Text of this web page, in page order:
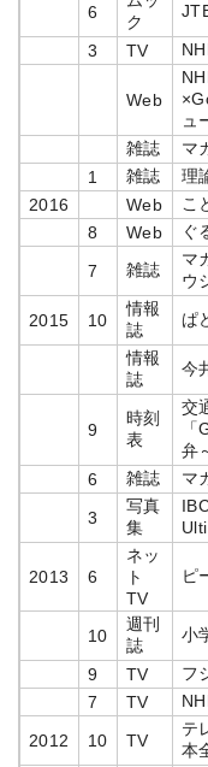
6
ク
3 TV
Web
ュ
雑誌
マ
1
雑誌
理
2016
Web
こ
8
Web ぐ
7 雑誌
マ
ウ
2015 10
情報
誌
ぱ
情報
誌
今
9
時刻
表
交
弁
6
雑誌 マ
3
写真
集
2013 6
ネッ
ト
TV
ピ
10
週刊
誌
小
9 TV
フ
7
TV
2012 10 TV
テ
本